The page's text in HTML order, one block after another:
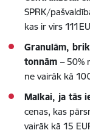
SPRK/
kas ir virs
Granulām,
tonnām – 50%
ne vairāk kā
Malkai, ja tās
cenas, kas
vairāk kā 15